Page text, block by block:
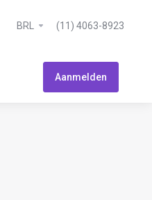
BRL (11) 4063-8923
Aanmelden